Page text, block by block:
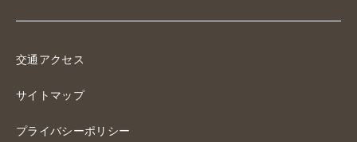
交通アクセス
サイトマップ
プライバシーポリシー